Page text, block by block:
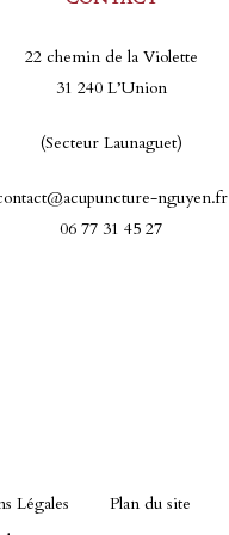
22 chemin de la Violette
31 240 L’Union
(Secteur Launaguet)
nguyen.fr
06 77 31 45 27
Légales
Plan du site